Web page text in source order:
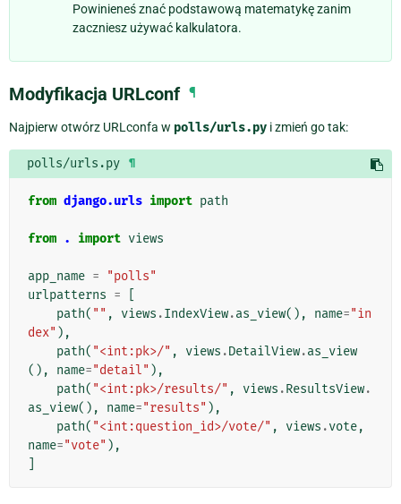
Powinieneś znać podstawową matematykę zanim
zaczniesz używać kalkulatora.
Modyfikacja URLconf ¶
Najpierw otwórz URLconfa w polls/urls.py i zmień go tak:
polls/urls.py ¶
from django.urls import path
from . import views
app_name =
"polls"
urlpatterns =
path( "" , views .IndexView.as_view(), name="in
dex" ),
path( "<int:pk>/" , views .DetailView.as_view
(),
name="detail" ),
path( "<int:pk>/results/" , views .ResultsView.
as_view(), name="results" ),
path( "<int:question_id>/vote/" , views .vote,
name="vote" ),